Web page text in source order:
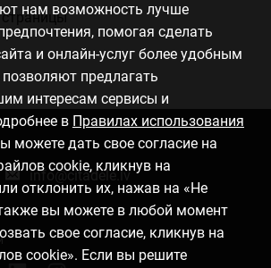
нам возможность лучше
помогая сделать
и онлайн-услуг более удобным
предлагать
интересам сервисы и
в Правилах использования
можете дать свое согласие на
cookie, кликнув на
отклонить их, нажав на «Не
также вы можете в любой момент
свое согласие, кликнув на
cookie». Если вы решите
info@citadele.lv